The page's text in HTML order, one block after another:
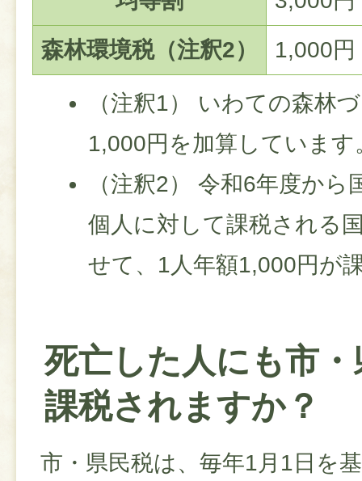
森林環境税（注釈2）
1,000円
（注釈1） いわての森林
1,000円を加算しています
（注釈2） 令和6年度か
個人に対して課税される
せて、1人年額1,000円が
死亡した人にも市
課税されますか？
市・県民税は、毎年1月1日を